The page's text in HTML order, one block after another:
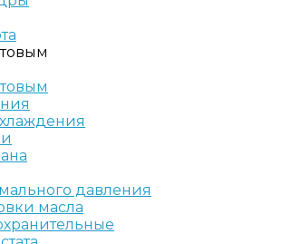
давления
масла